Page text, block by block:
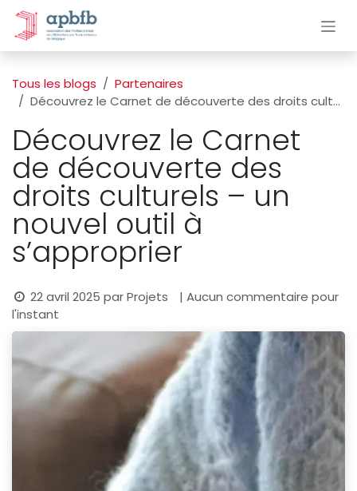
Se rendre au contenu
Tous les blogs
Partenaires
Découvrez le Carnet de découverte des droits culturels – un nouvel outil à s’approprier
Découvrez le Carnet
de découverte des
droits culturels – un
nouvel outil à
s’approprier
22 avril 2025 parProjets
| Aucun commentaire pour
l'instant